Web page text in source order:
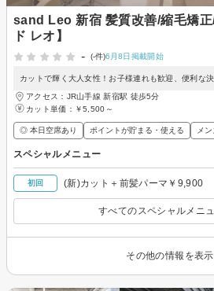
sand Leo 新宿 髪質改善/縮毛矯
ド レオ】
-
(-件)6月8日掲載開始
カットで輝く大人女性！お子様連れも歓迎、便利な決
アクセス：JR山手線 新宿駅 徒歩5分
カット単価： ￥5,500～
◎ 本日空席あり ポイントが貯まる・使える メン
スペシャルメニュー
初回 (新)カット＋前髪パーマ￥9,900
すべてのスペシャルメニ
その他の情報を表示